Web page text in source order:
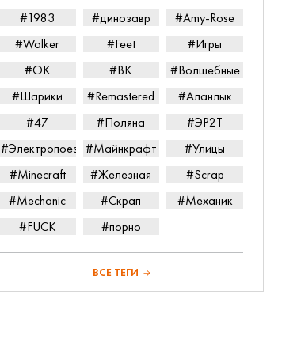
#1983
#динозавр
#Amy-Rose
#Walker
#Feet
#Игры
#ОК
#ВК
#Волшебные
#Шарики
#Remastered
#Аланлык
#47
#Поляна
#ЭР2Т
#Электропоезд #Майнкрафт
#Улицы
#Minecraft
#Железная
#Scrap
#Mechanic
#Скрап
#Механик
#FUCK
#порно
ВСЕ ТЕГИ